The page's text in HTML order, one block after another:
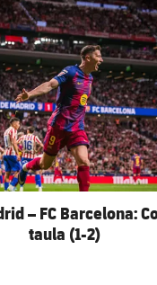
– FC Barcelona:
taula (1-2)